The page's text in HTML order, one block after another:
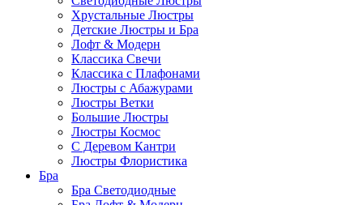
Хрустальные Люстры
Детские Люстры и Бра
Лофт & Модерн
Классика Свечи
Классика с Плафонами
Люстры с Абажурами
Люстры Ветки
Большие Люстры
Люстры Космос
С Деревом Кантри
Люстры Флористика
Бра
Бра Светодиодные